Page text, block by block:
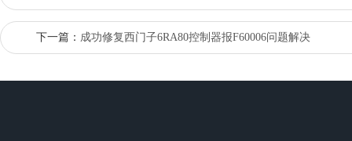
下一篇： 成功修复西门子6RA80控制器报F60006问题解决